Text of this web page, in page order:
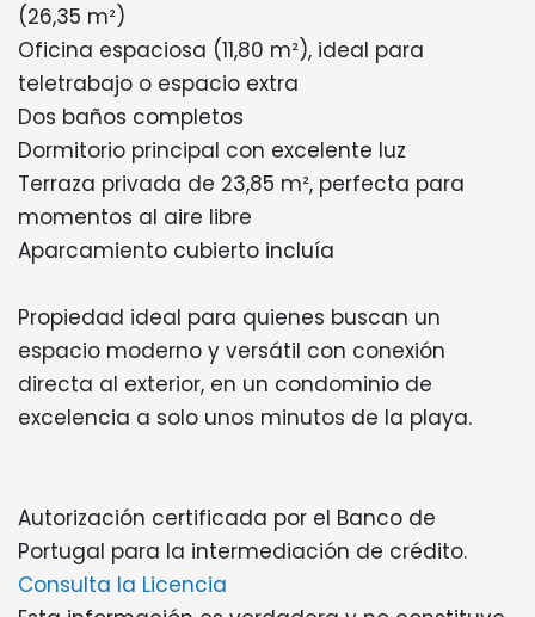
(26,35 m²)
Oficina espaciosa (11,80 m²), ideal para
teletrabajo o espacio extra
Dos baños completos
Dormitorio principal con excelente luz
Terraza privada de 23,85 m², perfecta para
momentos al aire libre
Aparcamiento cubierto incluía
Propiedad ideal para quienes buscan un
espacio moderno y versátil con conexión
directa al exterior, en un condominio de
excelencia a solo unos minutos de la playa.
Autorización certificada por el Banco de
Portugal para la intermediación de crédito.
Consulta la Licencia